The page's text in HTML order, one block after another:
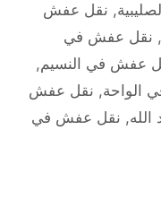
, نقل عفش
, نقل عفش في
عفش في النسيم,
الواحة, نقل عفش
, نقل عفش في